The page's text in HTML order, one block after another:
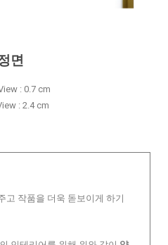
면
: 0.7 cm
: 2.4 cm
고 작품을 더욱 돋보이게 하기